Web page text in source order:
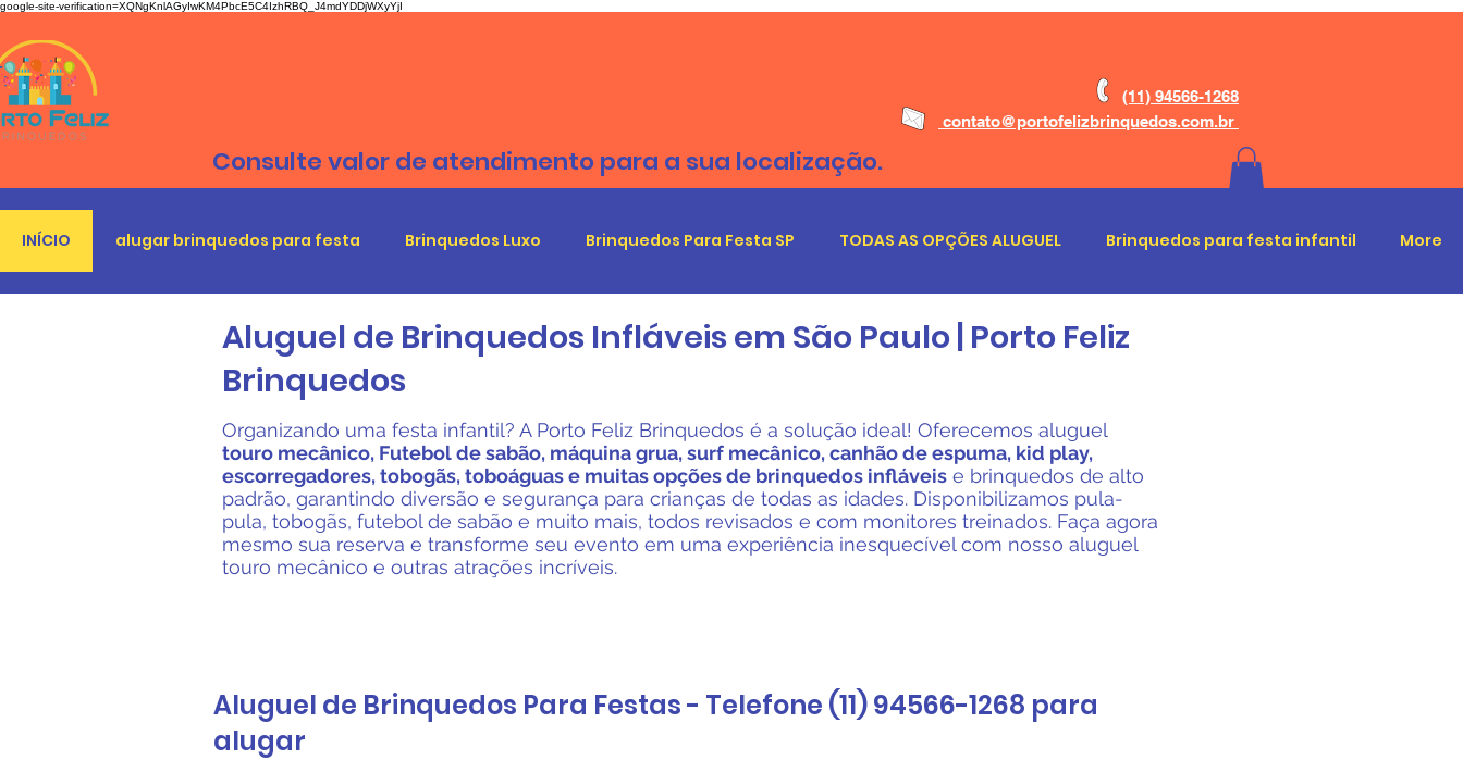
google-site-verification=XQNgKnlAGyIwKM4PbcE5C4IzhRBQ_J4mdYDDjWXyYjI
(11) 94566-1268
contato@portofelizbrinquedos.com.br
Consulte valor de atendimento para a sua localização.
INÍCIO alugar brinquedos para festa Brinquedos Luxo Brinquedos Para Festa SP TODAS AS OPÇÕES ALUGUEL Brinquedos para festa infantil More
Aluguel de Brinquedos Infláveis em São Paulo | Porto Feliz
Brinquedos
Organizando uma festa infantil? A Porto Feliz Brinquedos é a solução ideal! Oferecemos aluguel
touro mecânico, Futebol de sabão, máquina grua, surf mecânico, canhão de espuma, kid play,
escorregadores, tobogãs, toboáguas e muitas opções de brinquedos infláveis e brinquedos de alto
padrão, garantindo diversão e segurança para crianças de todas as idades. Disponibilizamos pula-
pula, tobogãs, futebol de sabão e muito mais, todos revisados e com monitores treinados. Faça agora
mesmo sua reserva e transforme seu evento em uma experiência inesquecível com nosso aluguel
touro mecânico e outras atrações incríveis.
Aluguel de Brinquedos Para Festas - Telefone (11) 94566-1268 para
alugar